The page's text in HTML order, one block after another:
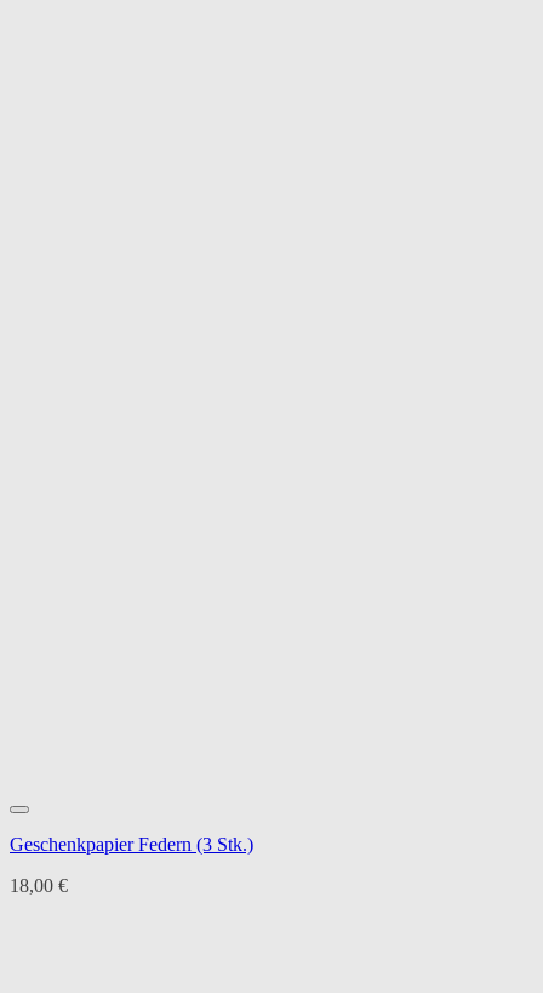
Geschenkpapier Federn (3 Stk.)
18,00 €